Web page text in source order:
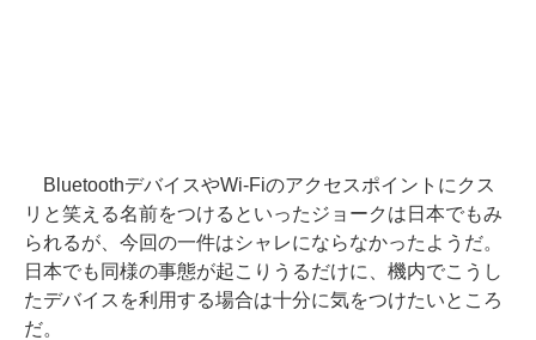
BluetoothデバイスやWi-Fiのアクセスポイントにクス
リと笑える名前をつけるといったジョークは日本でもみ
られるが、今回の一件はシャレにならなかったようだ。
日本でも同様の事態が起こりうるだけに、機内でこうし
たデバイスを利用する場合は十分に気をつけたいところ
だ。